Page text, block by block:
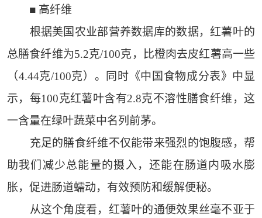
■ 高纤维
根据美国农业部营养数据库的数据，红薯叶的
总膳食纤维为5.2克/100克，比橙肉去皮红薯高一些
（4.44克/100克）。同时《中国食物成分表》中显
示，每100克红薯叶含有2.8克不溶性膳食纤维，这
一含量在绿叶蔬菜中名列前茅。
充足的膳食纤维不仅能带来强烈的饱腹感，帮
助我们减少总能量的摄入，还能在肠道内吸水膨
胀，促进肠道蠕动，有效预防和缓解便秘。
从这个角度看，红薯叶的通便效果丝毫不亚于